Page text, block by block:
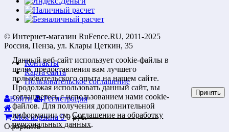
© Интернет-магазин RuFence.RU, 2011-2025
Россия, Пенза, ул. Клары Цеткин, 35
Контакты
Карта сайта
Пользовательское соглашение
Войти
Регистрация
Моя корзина 0 0 руб.
Оформить
Данный веб-сайт использует cookie-файлы в
целях предоставления вам лучшего
пользовательского опыта на нашем сайте.
Продолжая использовать данный сайт, вы
соглашаетесь с использованием нами cookie-
файлов. Для получения дополнительной
информации см.Соглашение на обработку
персональных данных.
Принять